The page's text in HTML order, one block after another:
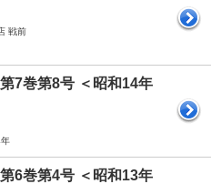
戦前
7巻第8号 ＜昭和14年
6巻第4号 ＜昭和13年